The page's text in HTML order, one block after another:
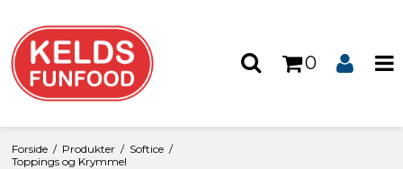
0
Forside / Produkter / Softice /
Toppings og Krymmel